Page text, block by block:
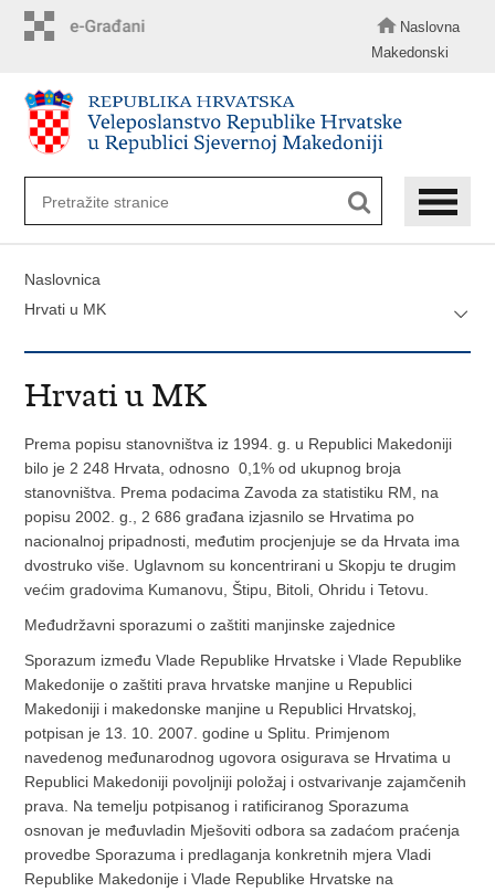
Naslovna
Makedonski
Naslovnica
Hrvati u MK
Hrvati u MK
Prema popisu stanovništva iz 1994. g. u Republici Makedoniji
bilo je 2 248 Hrvata, odnosno 0,1% od ukupnog broja
stanovništva. Prema podacima Zavoda za statistiku RM, na
popisu 2002. g., 2 686 građana izjasnilo se Hrvatima po
nacionalnoj pripadnosti, međutim procjenjuje se da Hrvata ima
dvostruko više. Uglavnom su koncentrirani u Skopju te drugim
većim gradovima Kumanovu, Štipu, Bitoli, Ohridu i Tetovu.
Međudržavni sporazumi o zaštiti manjinske zajednice
Sporazum između Vlade Republike Hrvatske i Vlade Republike
Makedonije o zaštiti prava hrvatske manjine u Republici
Makedoniji i makedonske manjine u Republici Hrvatskoj,
potpisan je 13. 10. 2007. godine u Splitu. Primjenom
navedenog međunarodnog ugovora osigurava se Hrvatima u
Republici Makedoniji povoljniji položaj i ostvarivanje zajamčenih
prava. Na temelju potpisanog i ratificiranog Sporazuma
osnovan je međuvladin Mješoviti odbora sa zadaćom praćenja
provedbe Sporazuma i predlaganja konkretnih mjera Vladi
Republike Makedonije i Vlade Republike Hrvatske na